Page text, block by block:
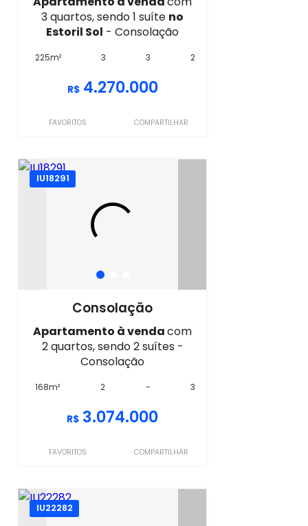
3 quartos, sendo 1 suíte no
Estoril Sol - Consolação
225m² 3 3 2
R$ 4.270.000
FAVORITOS COMPARTILHAR
IU18291
Consolação
Apartamento à vendacom
2 quartos, sendo 2 suítes -
Consolação
168m² 2 - 3
R$ 3.074.000
FAVORITOS COMPARTILHAR
IU22282